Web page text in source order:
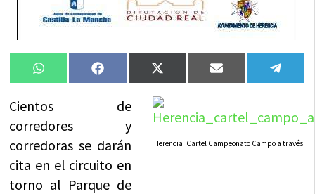
Compartir
en
WhatsAppCompartir
en
FacebookCompartir
en
X
(Twitter)
Compartir
en
Email
en
Herencia. Cartel Campeonato Campo a través
Cientos de
corredores y
corredoras se darán
cita en el circuito en
torno al Parque de